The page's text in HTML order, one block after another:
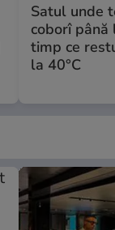
Satul unde
coborî până
timp ce
la 40°C